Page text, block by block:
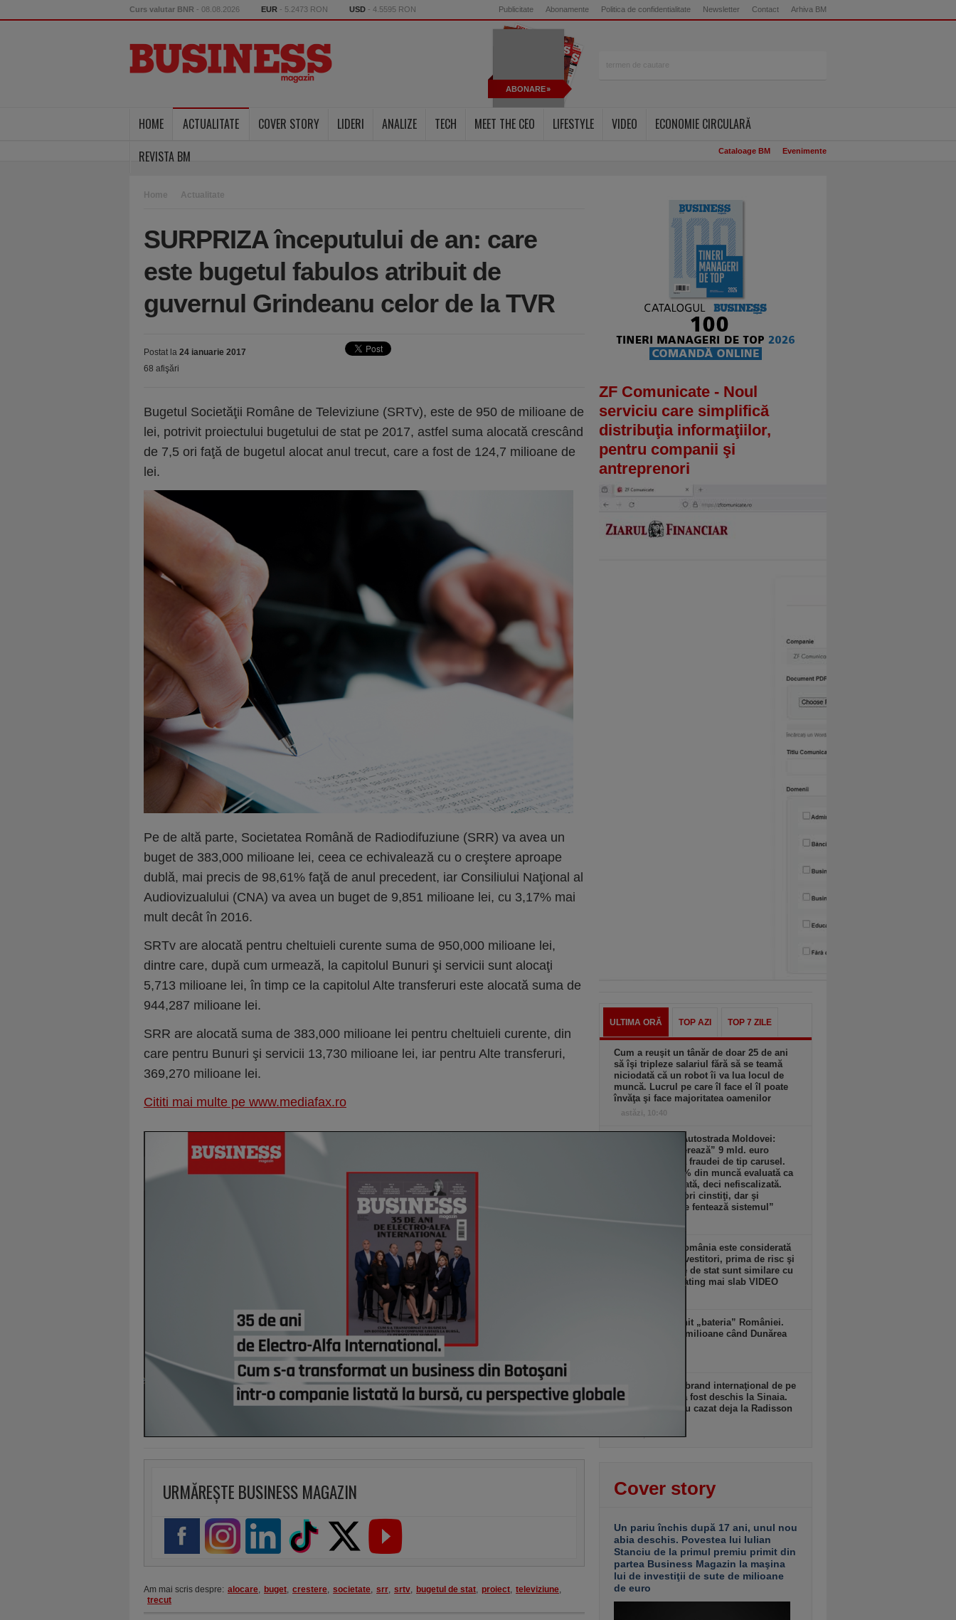
Curs valutar BNR - 08.08.2026 EUR - 5.2473 RON USD - 4.5595 RON Publicitate Abonamente Politica de confidentialitate Newsletter Contact Arhiva BM
ABONARE
HOME ACTUALITATE COVER STORY LIDERI ANALIZE TECH MEET THE CEO LIFESTYLE VIDEO
ECONOMIE CIRCULARĂ
REVISTA BM
Cataloage BM Evenimente
Home Actualitate
SURPRIZA începutului de an: care
este bugetul fabulos atribuit de
guvernul Grindeanu celor de la TVR
Postat la 24 ianuarie 2017
68 afişări
Bugetul Societăţii Române de Televiziune (SRTv), este de 950 de milioane de
lei, potrivit proiectului bugetului de stat pe 2017, astfel suma alocată crescând
de 7,5 ori faţă de bugetul alocat anul trecut, care a fost de 124,7 milioane de
lei.
Pe de altă parte, Societatea Română de Radiodifuziune (SRR) va avea un
buget de 383,000 milioane lei, ceea ce echivalează cu o creştere aproape
dublă, mai precis de 98,61% faţă de anul precedent, iar Consiliului Naţional al
Audiovizualului (CNA) va avea un buget de 9,851 milioane lei, cu 3,17% mai
mult decât în 2016.
SRTv are alocată pentru cheltuieli curente suma de 950,000 milioane lei,
dintre care, după cum urmează, la capitolul Bunuri şi servicii sunt alocaţi
5,713 milioane lei, în timp ce la capitolul Alte transferuri este alocată suma de
944,287 milioane lei.
SRR are alocată suma de 383,000 milioane lei pentru cheltuieli curente, din
care pentru Bunuri şi servicii 13,730 milioane lei, iar pentru Alte transferuri,
369,270 milioane lei.
Cititi mai multe pe www.mediafax.ro
URMĂREȘTE BUSINESS MAGAZIN
Am mai scris despre: alocare, buget, crestere, societate, srr, srtv, bugetul de stat, proiect, televiziune,
trecut
ZF Comunicate - Noul
serviciu care simplifică
distribuţia informaţiilor,
pentru companii şi
antreprenori
ULTIMA ORĂ TOP AZI TOP 7 ZILE
Cum a reuşit un tânăr de doar 25 de ani
să îşi tripleze salariul fără să se teamă
niciodată că un robot îi va lua locul de
muncă. Lucrul pe care îl face el îl poate
învăţa şi face majoritatea oamenilor
astăzi, 10:40
Mai mult decât Autostrada Moldovei:
România „sângerează” 9 mld. euro
anual. din cauza fraudei de tip carusel.
„Avem peste 20% din muncă evaluată ca
muncă nedeclarată, deci nefiscalizată.
Avem antreprenori cinstiţi, dar şi
antreprenori care fentează sistemul”
Deşi pe hârtie România este considerată
”safe” pentru investitori, prima de risc şi
dobânzile plătite de stat sunt similare cu
ale Serbiei, cu rating mai slab VIDEO
Bulgaria a devenit „bateria” României.
Cum fac vecinii milioane când Dunărea
​Primul hotel de brand internaţional de pe
Valea Prahovei a fost deschis la Sinaia.
Primii turişti s-au cazat deja la Radisson
Cover story
Un pariu închis după 17 ani, unul nou
abia deschis. Povestea lui Iulian
Stanciu de la primul premiu primit din
partea Business Magazin la maşina
lui de investiţii de sute de milioane
de euro